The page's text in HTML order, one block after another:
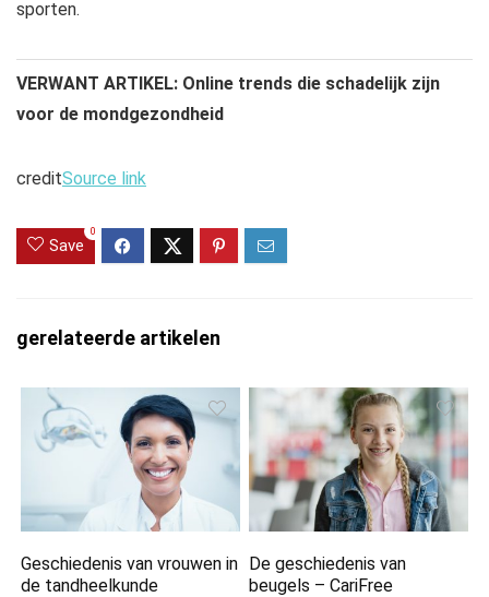
sporten.
VERWANT ARTIKEL: Online trends die schadelijk zijn
voor de mondgezondheid
creditSource link
Save
0
gerelateerde artikelen
Geschiedenis van vrouwen in
de tandheelkunde
De geschiedenis van
beugels – CariFree